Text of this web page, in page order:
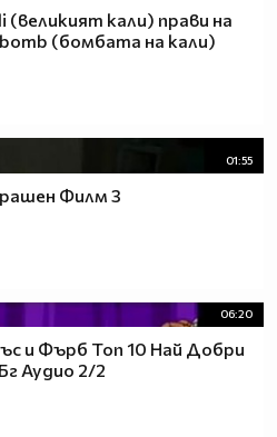
(великият кали) прави на
(бомбата на кали)
01:55
Филм 3
06:20
и Фърб Топ 10 Най Добри
Аудио 2/2